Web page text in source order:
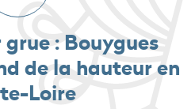
: Bouygues
de la hauteur en
Loire